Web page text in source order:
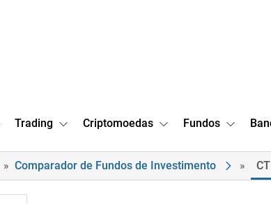
Trading Criptomoedas Fundos
» Comparador de Fundos de Investimento »